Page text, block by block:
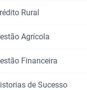
Rural
Agrícola
Financeira
de Sucesso